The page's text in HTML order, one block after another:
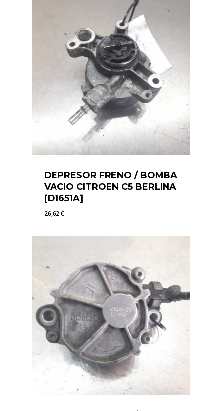
DEPRESOR FRENO / BOMBA
VACIO CITROEN C5 BERLINA
[D1651A]
26,62€